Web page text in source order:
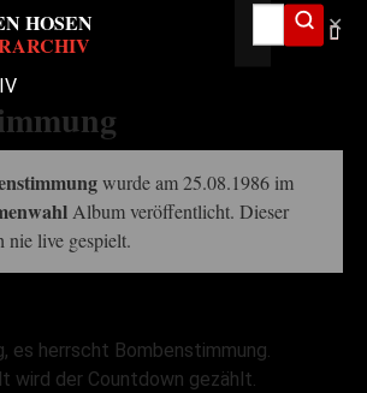
✕
wurde am 25.08.1986 im
Album veröffentlicht. Dieser
nie live gespielt.
es herrscht Bombenstimmung.
wird der Countdown gezählt.